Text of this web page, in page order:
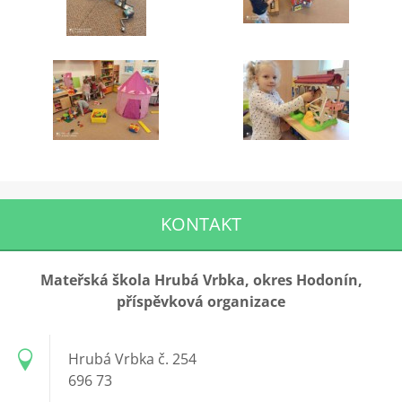
KONTAKT
Mateřská škola Hrubá Vrbka, okres Hodonín,
příspěvková organizace
Hrubá Vrbka č. 254
696 73